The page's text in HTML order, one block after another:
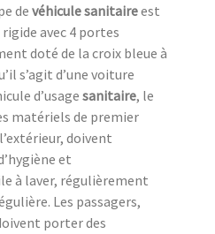
de véhicule sanitaireest
avec 4 portes
doté de la croix bleue à
s’agit d’une voiture
d’usage sanitaire, le
matériels de premier
doivent
et
à laver, régulièrement
Les passagers,
porter des